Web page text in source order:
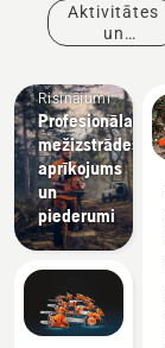
Aktivitātes
un
Risinājumi
Profesionālais
mežizstrādes
aprīkojums
un
piederumi